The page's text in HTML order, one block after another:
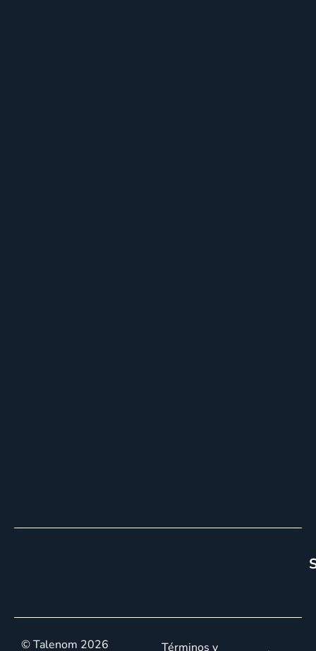
© Talenom 2026 Términos y